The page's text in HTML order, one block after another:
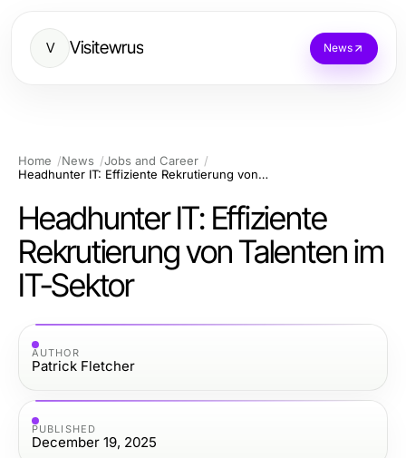
V Visitewrus News
Home News
Jobs and Career
Headhunter IT: Effiziente Rekrutierung von Talenten im IT-Sektor
Headhunter IT: Effiziente
Rekrutierung von Talenten im
IT-Sektor
AUTHOR
Patrick Fletcher
PUBLISHED
December 19, 2025